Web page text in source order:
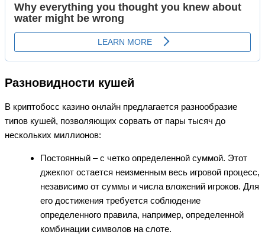
Разновидности кушей
В криптобосс казино онлайн предлагается разнообразие
типов кушей, позволяющих сорвать от пары тысяч до
нескольких миллионов:
Постоянный – с четко определенной суммой. Этот
джекпот остается неизменным весь игровой процесс,
независимо от суммы и числа вложений игроков. Для
его достижения требуется соблюдение
определенного правила, например, определенной
комбинации символов на слоте.